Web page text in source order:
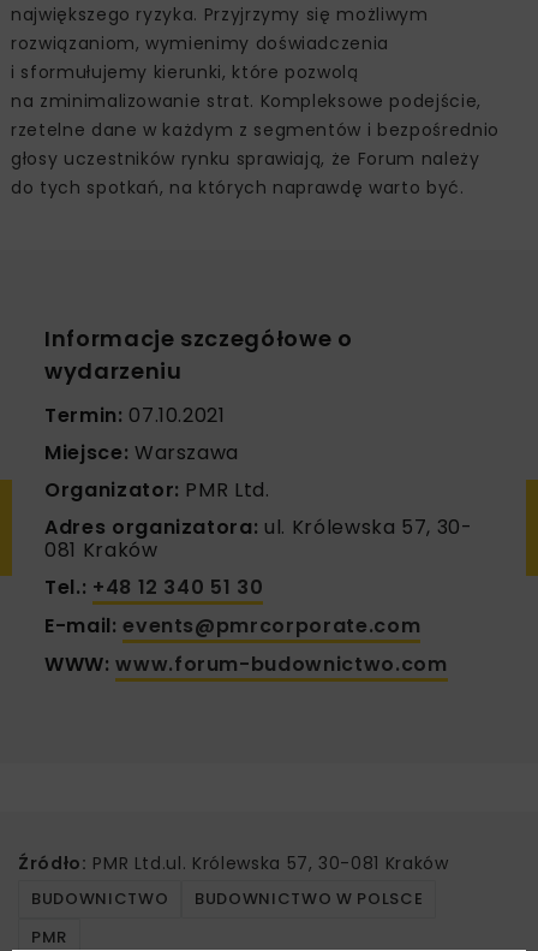
największego ryzyka. Przyjrzymy się możliwym
rozwiązaniom, wymienimy doświadczenia
i sformułujemy kierunki, które pozwolą
na zminimalizowanie strat. Kompleksowe podejście,
rzetelne dane w każdym z segmentów i bezpośrednio
głosy uczestników rynku sprawiają, że Forum należy
do tych spotkań, na których naprawdę warto być.
Informacje szczegółowe o
wydarzeniu
Termin: 07.10.2021
Miejsce: Warszawa
Organizator: PMR Ltd.
Adres organizatora: ul. Królewska 57, 30-
081 Kraków
Tel.: +48 12 340 51 30
E-mail: events@pmrcorporate.com
WWW: www.forum-budownictwo.com
Źródło: PMR Ltd.ul. Królewska 57, 30-081 Kraków
BUDOWNICTWO
BUDOWNICTWO W POLSCE
PMR